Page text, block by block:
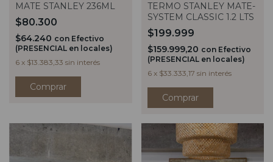
MATE STANLEY 236ML
$80.300
$64.240 con Efectivo
(PRESENCIAL en locales)
6 x $13.383,33 sin interés
Comprar
TERMO STANLEY MATE-
SYSTEM CLASSIC 1.2 LTS
$199.999
$159.999,20 con Efectivo
(PRESENCIAL en locales)
6 x $33.333,17 sin interés
Comprar